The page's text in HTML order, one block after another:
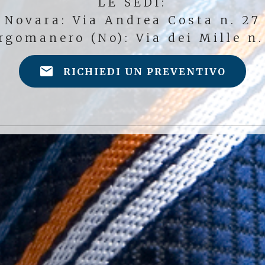
Novara: Via Andrea Costa n. 27
(No): Via dei Mille n.
RICHIEDI UN PREVENTIVO